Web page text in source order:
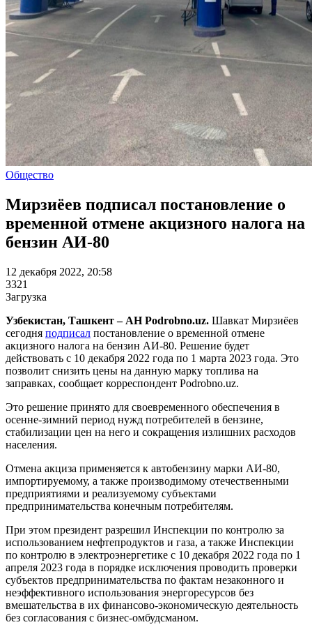
Общество
Мирзиёев подписал постановление о
временной отмене акцизного налога на
бензин АИ-80
12 декабря 2022, 20:58
3321
Загрузка
Узбекистан, Ташкент – АН Podrobno.uz. Шавкат Мирзиёев
сегодня подписал постановление о временной отмене
акцизного налога на бензин АИ-80. Решение будет
действовать с 10 декабря 2022 года по 1 марта 2023 года. Это
позволит снизить цены на данную марку топлива на
заправках, сообщает корреспондент Podrobno.uz.
Это решение принято для своевременного обеспечения в
осенне-зимний период нужд потребителей в бензине,
стабилизации цен на него и сокращения излишних расходов
населения.
Отмена акциза применяется к автобензину марки АИ-80,
импортируемому, а также производимому отечественными
предприятиями и реализуемому субъектами
предпринимательства конечным потребителям.
При этом президент разрешил Инспекции по контролю за
использованием нефтепродуктов и газа, а также Инспекции
по контролю в электроэнергетике с 10 декабря 2022 года по 1
апреля 2023 года в порядке исключения проводить проверки
субъектов предпринимательства по фактам незаконного и
неэффективного использования энергоресурсов без
вмешательства в их финансово-экономическую деятельность
без согласования с бизнес-омбудсманом.